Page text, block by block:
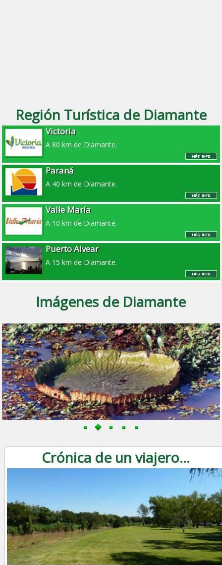
Región Turística de Diamante
Victoria
A 80 km de Diamante.
Paraná
A 40 km de Diamante.
Valle María
A 10 km de Diamante.
Puerto Alvear
A 15 km de Diamante.
Imágenes de Diamante
Crónica de un viajero...